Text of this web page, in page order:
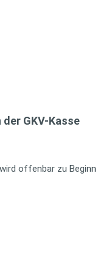
GKV-Kasse
offenbar zu Beginn